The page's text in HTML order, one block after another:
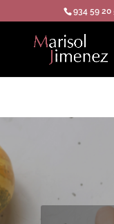
934 59 20